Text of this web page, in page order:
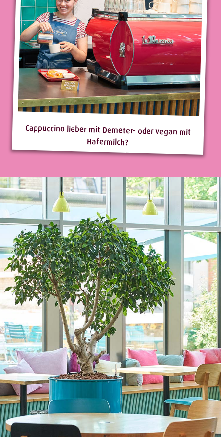
Cappuccino lieber mit Demeter- oder vegan mit
Hafermilch?